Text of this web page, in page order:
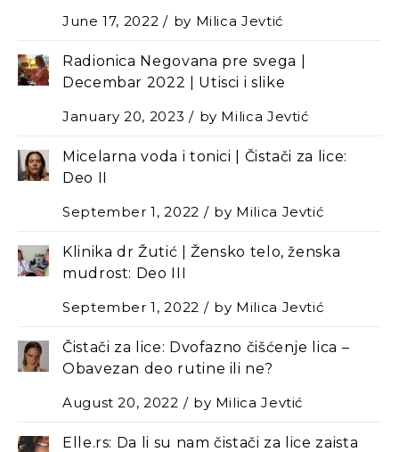
June 17, 2022
by Milica Jevtić
Radionica Negovana pre svega |
Decembar 2022 | Utisci i slike
January 20, 2023
by Milica Jevtić
Micelarna voda i tonici | Čistači za lice:
Deo II
September 1, 2022
by Milica Jevtić
Klinika dr Žutić | Žensko telo, ženska
mudrost: Deo III
September 1, 2022
by Milica Jevtić
Čistači za lice: Dvofazno čišćenje lica –
Оbavezan deo rutine ili ne?
August 20, 2022
by Milica Jevtić
Elle.rs: Da li su nam čistači za lice zaista